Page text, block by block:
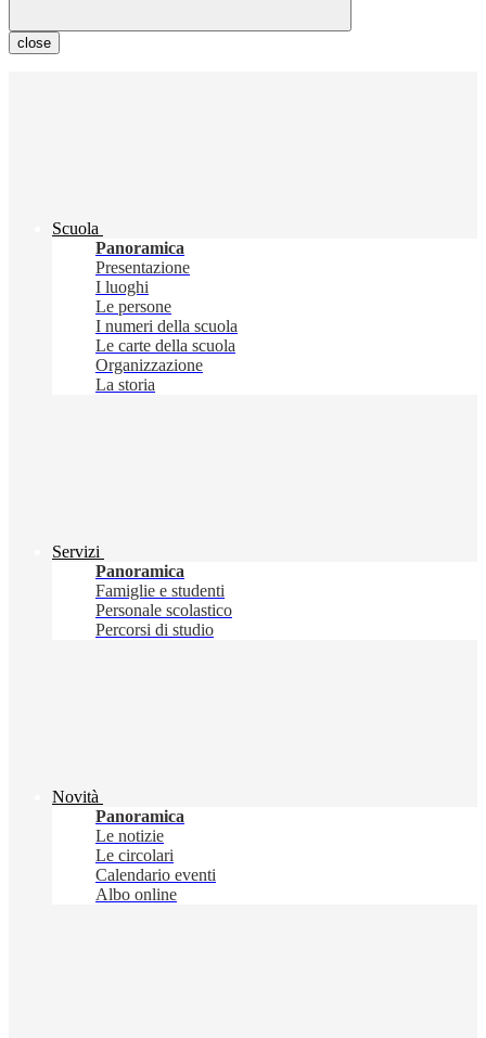
close
Scuola
Panoramica
Presentazione
I luoghi
Le persone
I numeri della scuola
Le carte della scuola
Organizzazione
La storia
Servizi
Panoramica
Famiglie e studenti
Personale scolastico
Percorsi di studio
Novità
Panoramica
Le notizie
Le circolari
Calendario eventi
Albo online